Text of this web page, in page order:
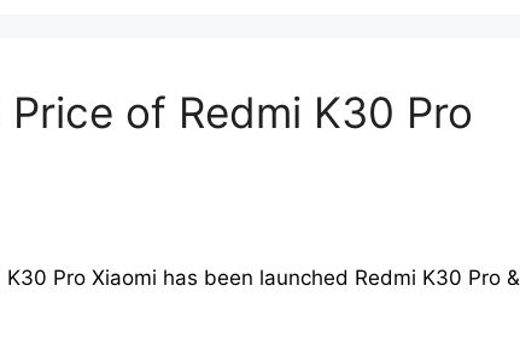
of Redmi K30 Pro
Pro Xiaomi has been launched Redmi K30 Pro &